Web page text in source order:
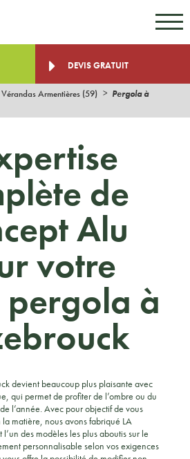
DEVIS GRATUIT
Vérandas Armentières (59)
Pergola à
de
Alu
votre
à
devient beaucoup plus plaisante avec
qui permet de profiter de l’ombre ou du
l’année. Avec pour objectif de vous
matière, nous avons fabriqué LA
des modèles les plus aboutis sur le
personnalisable selon vos exigences